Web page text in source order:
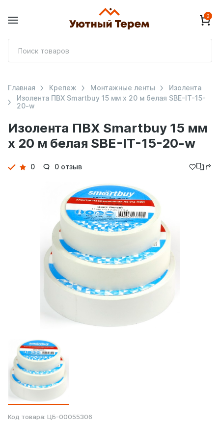
0
Изолента ПВХ Smartbuy 15 мм
х 20 м белая SBE-IT-15-20-w
Главная Крепеж Монтажные ленты
Изолента
Изолента ПВХ Smartbuy 15 мм х 20 м белая SBE-IT-15-
20-w
Детали
0 0 отзыв
Код товара: ЦБ-00055306